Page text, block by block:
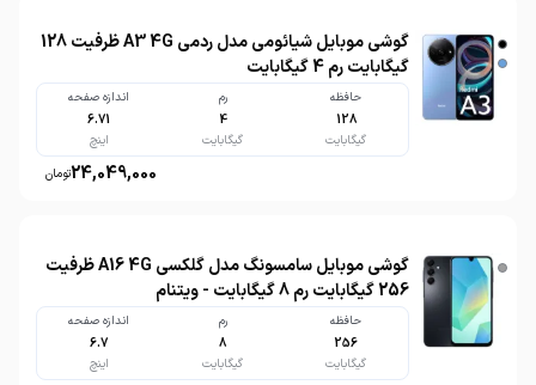
گوشی موبایل شیائومی مدل ردمی A3 4G ظرفیت 128
گیگابایت رم 4 گیگابایت
حافظه
128
گیگابایت
رم
4
گیگابایت
اندازه صفحه
6.71
اینچ
24,049,000تومان
گوشی موبایل سامسونگ مدل گلکسی A16 4G ظرفیت
256 گیگابایت رم 8 گیگابایت - ویتنام
حافظه
256
گیگابایت
رم
8
گیگابایت
اندازه صفحه
6.7
اینچ